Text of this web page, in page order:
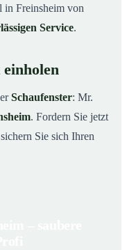
in Freinsheim von
Service.
einholen
Schaufenster: Mr.
. Fordern Sie jetzt
Sie sich Ihren